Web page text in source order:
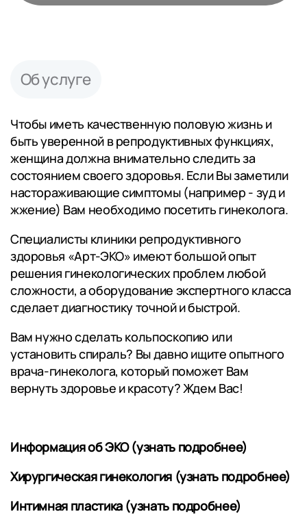
Об услуге
Чтобы иметь качественную половую жизнь и
быть уверенной в репродуктивных функциях,
женщина должна внимательно следить за
состоянием своего здоровья. Если Вы заметили
настораживающие симптомы (например - зуд и
жжение) Вам необходимо посетить гинеколога.
Специалисты клиники репродуктивного
здоровья «Арт-ЭКО» имеют большой опыт
решения гинекологических проблем любой
сложности, а оборудование экспертного класса
сделает диагностику точной и быстрой.
Вам нужно сделать кольпоскопию или
установить спираль? Вы давно ищите опытного
врача-гинеколога, который поможет Вам
вернуть здоровье и красоту? Ждем Вас!
Информация об ЭКО (узнать подробнее)
Хирургическая гинекология (узнать подробнее)
Интимная пластика (узнать подробнее)